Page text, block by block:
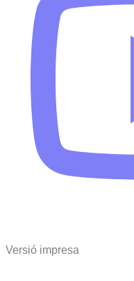
Versió impresa